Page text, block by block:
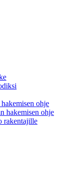
ohje
hakemisen ohje
rakentajille